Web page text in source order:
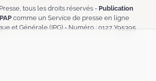
tous les droits réservés - Publication
comme un Service de presse en ligne
et Générale (IPG) - Numéro : 0127 Y95395